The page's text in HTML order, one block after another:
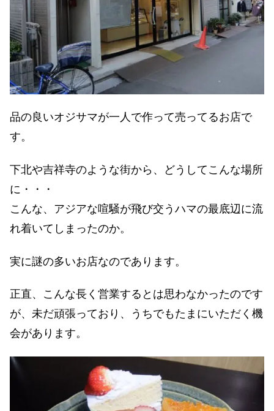
品の良いオジサマが一人で作って売ってるお店で
す。
下北や吉祥寺のような街から、どうしてこんな場所
に・・・
こんな、アジアな喧騒が飛び交うハマの最底辺に流
れ着いてしまったのか。
実に謎の多いお店なのであります。
正直、こんな長く営業するとは思わなかったのです
が、未だ頑張っており、うちでもたまにいただく機
会があります。